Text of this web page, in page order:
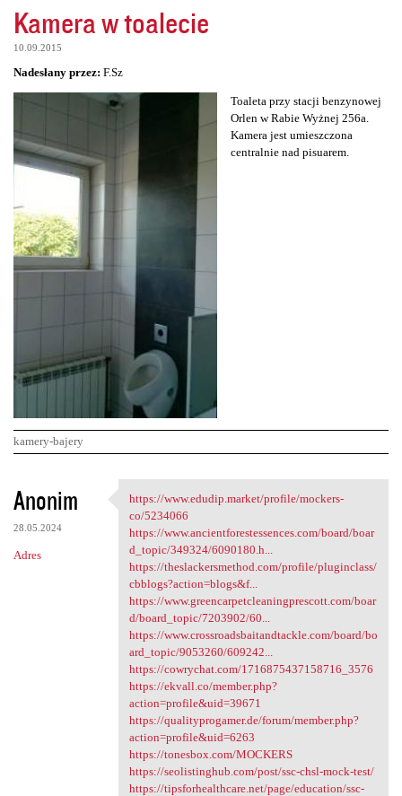
Kamera w toalecie
10.09.2015
Nadesłany przez: F.Sz
Toaleta przy stacji benzynowej
Orlen w Rabie Wyżnej 256a.
Kamera jest umieszczona
centralnie nad pisuarem.
kamery-bajery
K
o
m
e
Anonim
28.05.2024
Adres
https://www.edudip.market
https://www.edudip.market/profile/mockers-
co/5234066
https://www.ancientforestessences.com/board/boar
d_topic/349324/6090180.h...
https://theslackersmethod.com/profile/pluginclass/
cbblogs?action=blogs&f...
https://www.greencarpetcleaningprescott.com/boar
d/board_topic/7203902/60...
https://www.crossroadsbaitandtackle.com/board/bo
ard_topic/9053260/609242...
https://cowrychat.com/1716875437158716_3576
https://ekvall.co/member.php?
action=profile&uid=39671
https://qualityprogamer.de/forum/member.php?
action=profile&uid=6263
https://tonesbox.com/MOCKERS
https://seolistinghub.com/post/ssc-chsl-mock-test/
https://tipsforhealthcare.net/page/education/ssc-